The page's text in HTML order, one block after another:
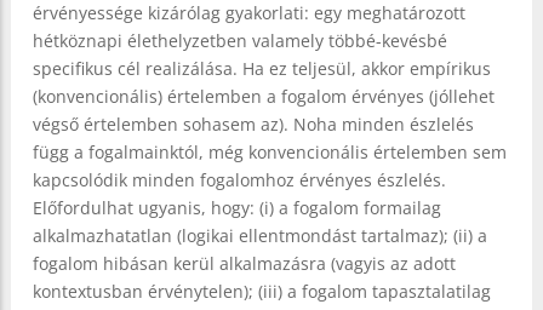
érvényessége kizárólag gyakorlati: egy meghatározott
hétköznapi élethelyzetben valamely többé-kevésbé
specifikus cél realizálása. Ha ez teljesül, akkor empírikus
(konvencionális) értelemben a fogalom érvényes (jóllehet
végső értelemben sohasem az). Noha minden észlelés
függ a fogalmainktól, még konvencionális értelemben sem
kapcsolódik minden fogalomhoz érvényes észlelés.
Előfordulhat ugyanis, hogy: (i) a fogalom formailag
alkalmazhatatlan (logikai ellentmondást tartalmaz); (ii) a
fogalom hibásan kerül alkalmazásra (vagyis az adott
kontextusban érvénytelen); (iii) a fogalom tapasztalatilag